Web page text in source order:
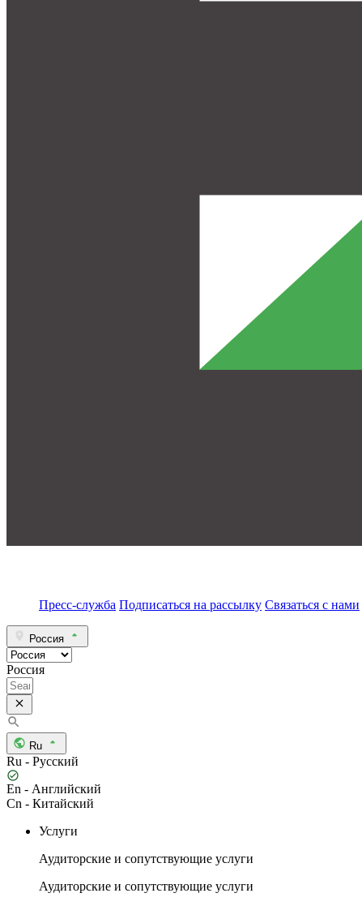
Пресс-служба Подписаться на рассылку Связаться с нами
Россия
Россия
Ru
Ru - Русский
En - Английский
Cn - Китайский
Услуги
Аудиторские и сопутствующие услуги
Аудиторские и сопутствующие услуги